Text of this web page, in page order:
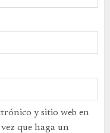
y sitio web en
que haga un